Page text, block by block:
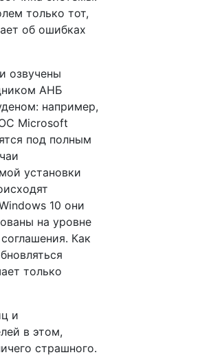
только тот,
об ошибках
озвучены
АНБ
например,
Microsoft
под полным
установки
10 они
на уровне
Как
только
и
в этом,
страшного.